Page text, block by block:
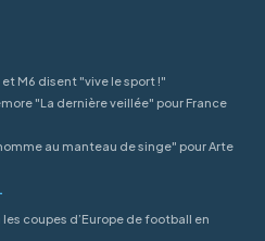
M6 disent "vive le sport !"
"La dernière veillée" pour France
au manteau de singe" pour Arte
coupes d’Europe de football en